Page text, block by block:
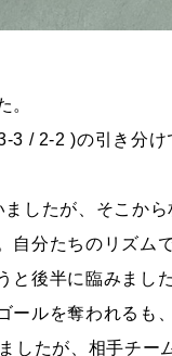
。
3 / 2-2 )の引き分
したが、そこか
自分たちのリズム
と後半に臨みました
ールを奪われるも
したが、相手チ